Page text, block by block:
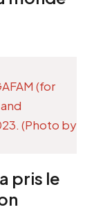
pris le